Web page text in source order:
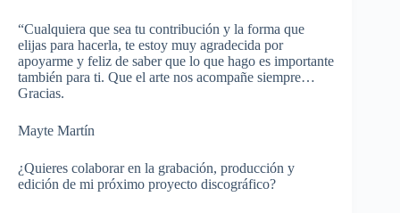
“Cualquiera que sea tu contribución y la forma que
elijas para hacerla, te estoy muy agradecida por
apoyarme y feliz de saber que lo que hago es importante
también para ti. Que el arte nos acompañe siempre…
Gracias.
Mayte Martín
¿Quieres colaborar en la grabación, producción y
edición de mi próximo proyecto discográfico?